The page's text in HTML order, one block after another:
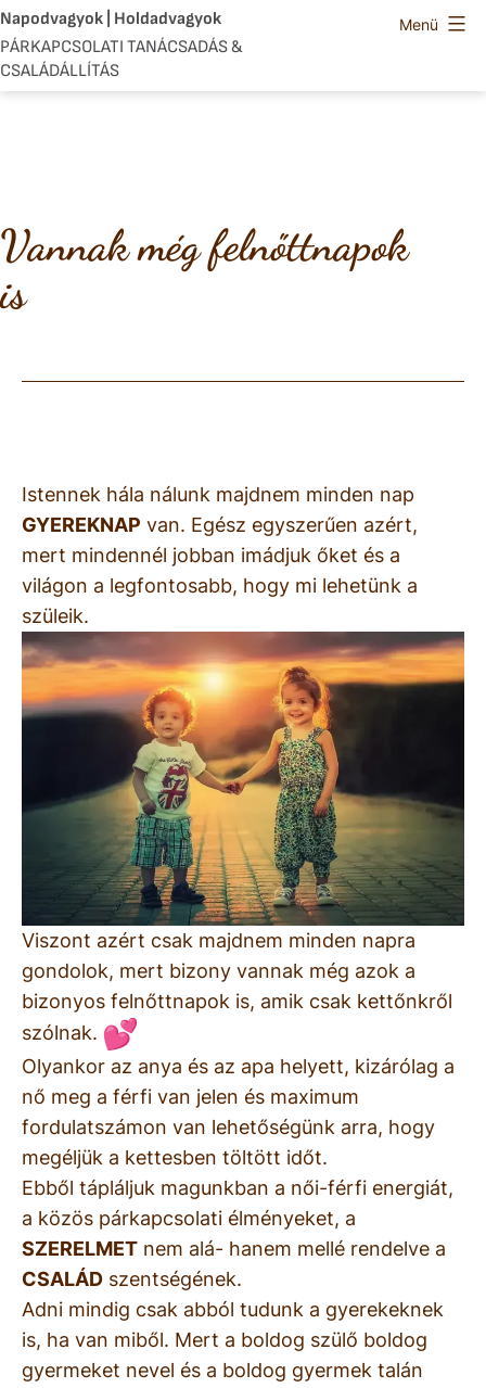
Ugrás
a
tartalomhoz
Napodvagyok | Holdadvagyok
PÁRKAPCSOLATI TANÁCSADÁS &
CSALÁDÁLLÍTÁS
Menü
Vannak még felnőttnapok
is
Istennek hála nálunk majdnem minden nap
GYEREKNAP van. Egész egyszerűen azért,
mert mindennél jobban imádjuk őket és a
világon a legfontosabb, hogy mi lehetünk a
szüleik.
Viszont azért csak majdnem minden napra
gondolok, mert bizony vannak még azok a
bizonyos felnőttnapok is, amik csak kettőnkről
szólnak.
Olyankor az anya és az apa helyett, kizárólag a
nő meg a férfi van jelen és maximum
fordulatszámon van lehetőségünk arra, hogy
megéljük a kettesben töltött időt.
Ebből tápláljuk magunkban a női-férfi energiát,
a közös párkapcsolati élményeket, a
SZERELMET nem alá- hanem mellé rendelve a
CSALÁD szentségének.
Adni mindig csak abból tudunk a gyerekeknek
is, ha van miből. Mert a boldog szülő boldog
gyermeket nevel és a boldog gyermek talán